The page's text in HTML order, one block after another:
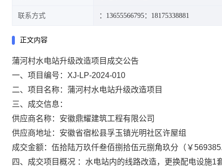
联系方式 ：13655566795：18175338881
正文内容
蒲河村水电站升级改造项目成交公告
一、 项目编号 ：XJ-LP-2024-010
二、 项目名称： 蒲河村水电站升级改造项目
三、成交信息：
供应商名称：安徽鼎耀建筑工程有限公司
供应商地址：安徽省宿松县孚玉镇光明社区许屋组
成交金额：伍拾陆万玖仟叁佰捌拾伍元捌角玖分（￥
四、成交项目概况 ： 水电站内的线路改造，更换配电设施1